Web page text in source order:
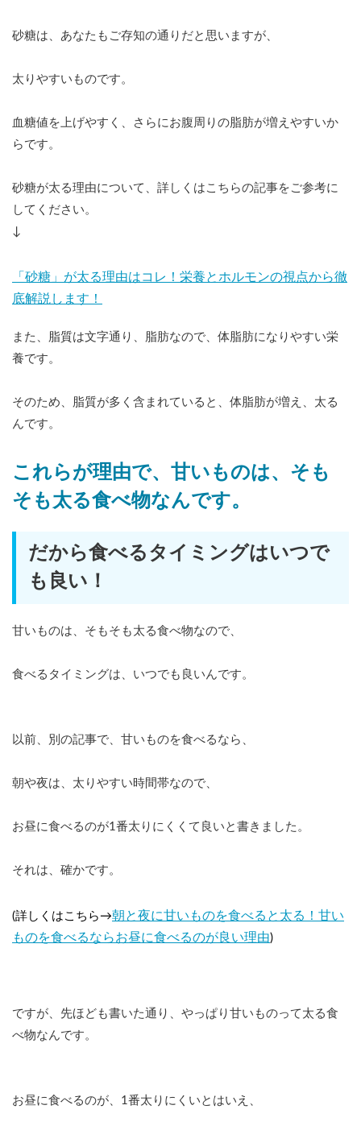
砂糖は、あなたもご存知の通りだと思いますが、
太りやすいものです。
血糖値を上げやすく、さらにお腹周りの脂肪が増えやすいか
らです。
砂糖が太る理由について、詳しくはこちらの記事をご参考に
してください。
↓
「砂糖」が太る理由はコレ！栄養とホルモンの視点から徹
底解説します！
また、脂質は文字通り、脂肪なので、体脂肪になりやすい栄
養です。
そのため、脂質が多く含まれていると、体脂肪が増え、太る
んです。
これらが理由で、甘いものは、そも
そも太る食べ物なんです。
だから食べるタイミングはいつで
も良い！
甘いものは、そもそも太る食べ物なので、
食べるタイミングは、いつでも良いんです。
以前、別の記事で、甘いものを食べるなら、
朝や夜は、太りやすい時間帯なので、
お昼に食べるのが1番太りにくくて良いと書きました。
それは、確かです。
(詳しくはこちら→朝と夜に甘いものを食べると太る！甘い
ものを食べるならお昼に食べるのが良い理由)
ですが、先ほども書いた通り、やっぱり甘いものって太る食
べ物なんです。
お昼に食べるのが、1番太りにくいとはいえ、